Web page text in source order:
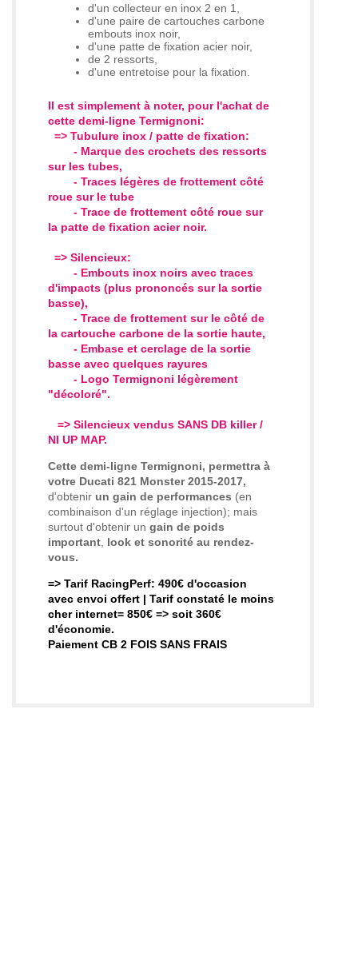
d'un collecteur en inox 2 en 1,
d'une paire de cartouches carbone
embouts inox noir,
d'une patte de fixation acier noir,
de 2 ressorts,
d'une entretoise pour la fixation.
Il est simplement à noter, pour l'achat de
cette demi-ligne Termignoni:
=> Tubulure inox / patte de fixation:
- Marque des crochets des ressorts
sur les tubes,
- Traces légères de frottement côté
roue sur le tube
- Trace de frottement côté roue sur
la patte de fixation acier noir.
=> Silencieux:
- Embouts inox noirs avec traces
d'impacts (plus prononcés sur la sortie
basse),
- Trace de frottement sur le côté de
la cartouche carbone de la sortie haute,
- Embase et cerclage de la sortie
basse avec quelques rayures
- Logo Termignoni légèrement
"décoloré".
=> Silencieux vendus SANS DB killer/
NI UP MAP.
Cette demi-ligne Termignoni, permettra à
votre Ducati 821 Monster 2015-2017,
d'obtenir un gain de performances (en
combinaison d'un réglage injection); mais
surtout d'obtenir un gain de poids
important look et sonorité au rendez-
vous.
=> Tarif RacingPerf: 490€ d'occasion
avec envoi offert | Tarif constaté le moins
cher internet= 850€ => soit 360€
d'économie.
Paiement CB 2 FOIS SANS FRAIS